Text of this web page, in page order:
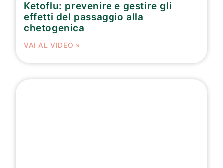
Ketoflu: prevenire e gestire gli
effetti del passaggio alla
chetogenica
VAI AL VIDEO »